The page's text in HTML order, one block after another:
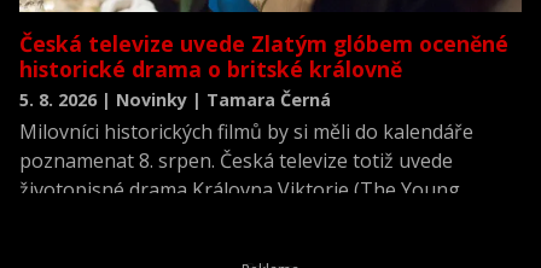
Česká televize uvede Zlatým glóbem oceněné
historické drama o britské královně
5. 8. 2026 | Novinky | Tamara Černá
Milovníci historických filmů by si měli do kalendáře
poznamenat 8. srpen. Česká televize totiž uvede
životopisné drama Královna Viktorie (The Young